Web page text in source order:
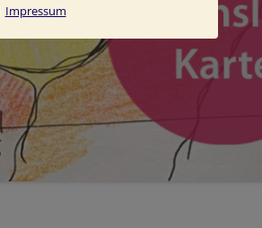
Impressum